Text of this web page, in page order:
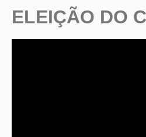
ELEIÇÃO DO